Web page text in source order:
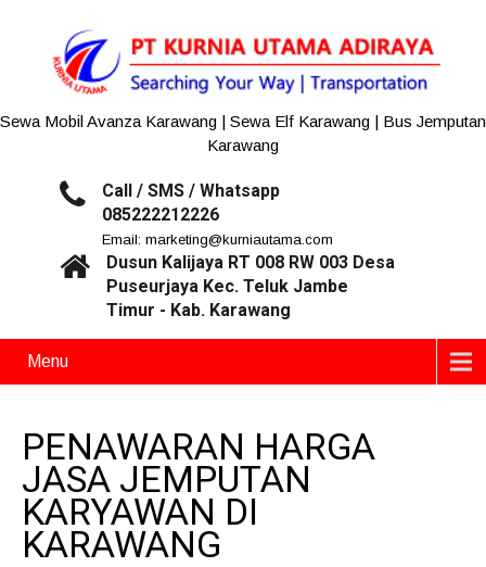
Sewa Mobil Avanza Karawang | Sewa Elf Karawang | Bus Jemputan
Karawang
Call / SMS / Whatsapp
085222212226
Email: marketing@kurniautama.com
Dusun Kalijaya RT 008 RW 003 Desa
Puseurjaya Kec. Teluk Jambe
Timur - Kab. Karawang
Menu
PENAWARAN HARGA
JASA JEMPUTAN
KARYAWAN DI
KARAWANG